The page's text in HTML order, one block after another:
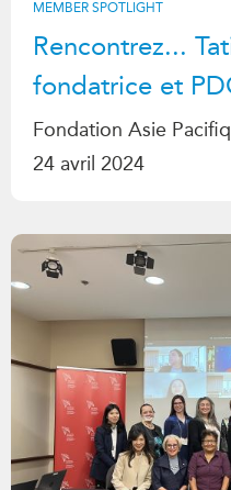
MEMBER SPOTLIGHT
Rencontrez...
fondatrice et
Fondation Asie
24 avril 2024